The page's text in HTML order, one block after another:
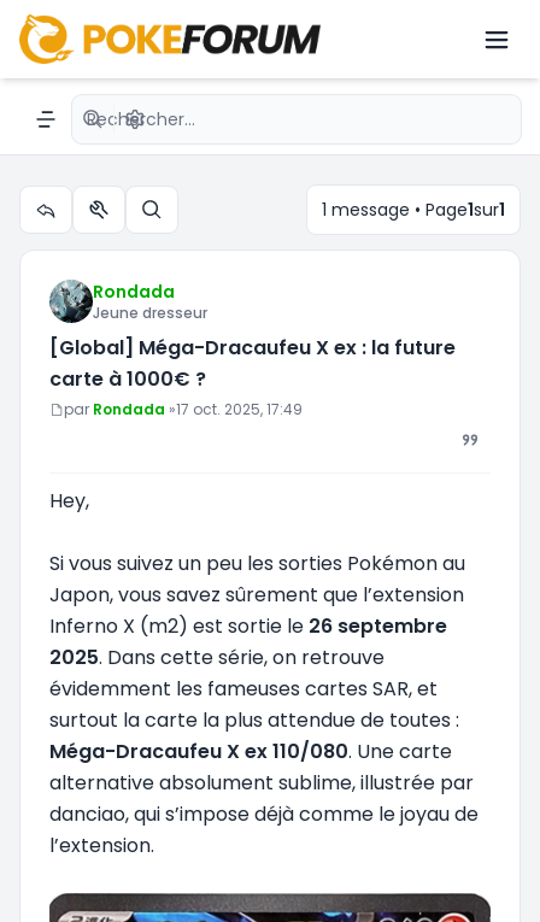
[Global] Méga-Dracaufeu X ex : la
future carte à 1000€ ?
Navigation menu
Recherche avancée
Outils du sujet
Rechercher 1 message • Page1sur1
Rondada
Jeune dresseur
[Global] Méga-Dracaufeu X ex : la future
carte à 1000€ ?
Message
par Rondada »17 oct. 2025, 17:49
Hey,
Si vous suivez un peu les sorties Pokémon au
Japon, vous savez sûrement que l’extension
Inferno X (m2) est sortie le 26 septembre
2025. Dans cette série, on retrouve
évidemment les fameuses cartes SAR, et
surtout la carte la plus attendue de toutes :
Méga-Dracaufeu X ex 110/080. Une carte
alternative absolument sublime, illustrée par
danciao, qui s’impose déjà comme le joyau de
l’extension.